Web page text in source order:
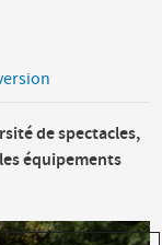
de spectacles,
équipements